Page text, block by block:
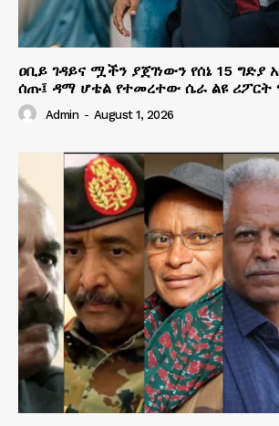
ዐቢይ ገዳይና ሟችን ያጀገነውን የሰኔ 15 ግድያ
ሰጡ፤ ዳማ ሆቴል የተመረተው ሴራ ልዩ ሪፖርት
Admin - August 1, 2026